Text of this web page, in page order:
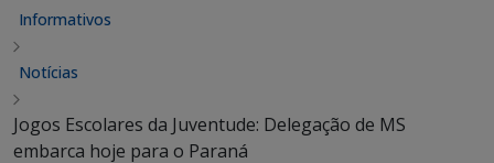
Informativos
Notícias
Jogos Escolares da Juventude: Delegação de MS
embarca hoje para o Paraná